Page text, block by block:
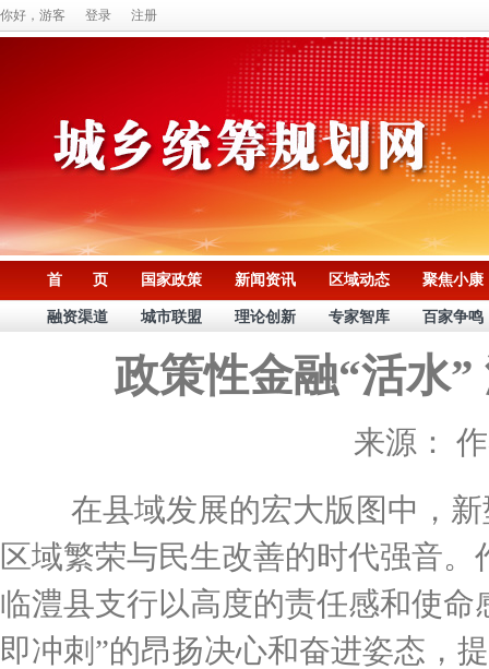
你好，游客 登录 注册
首 页 国家政策 新闻资讯 区域动态 聚焦小康
融资渠道 城市联盟 理论创新 专家智库 百家争鸣
政策性金融“活水
来源：
在县域发展的宏大版图中，新
区域繁荣与民生改善的时代强音
临澧县支行以高度的责任感和使
即冲刺”的昂扬决心和奋进姿态，